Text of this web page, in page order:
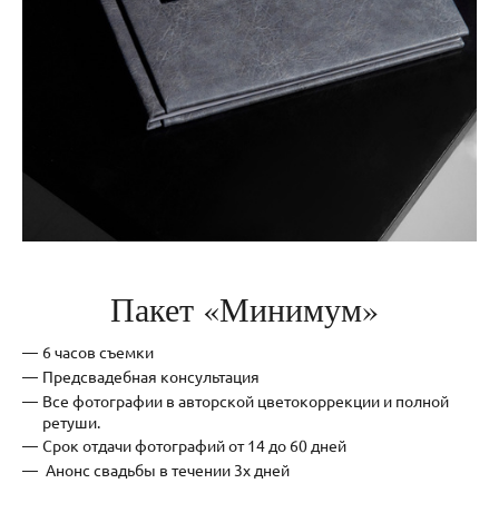
Пакет «Минимум»
6 часов съемки
Предсвадебная консультация
Все фотографии в авторской цветокоррекции и полной
ретуши.
Срок отдачи фотографий от 14 до 60 дней
Анонс свадьбы в течении 3х дней